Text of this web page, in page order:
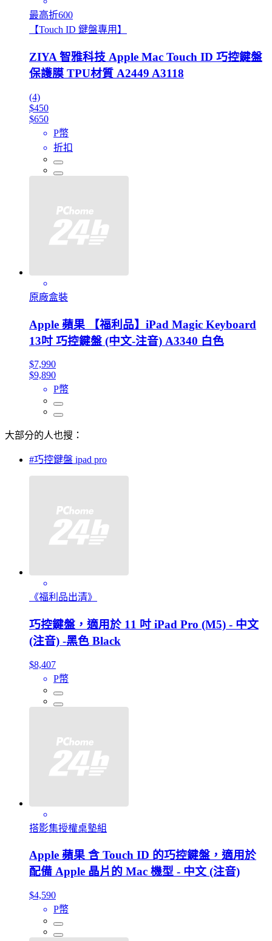
最高折600
【Touch ID 鍵盤專用】
ZIYA 智雅科技 Apple Mac Touch ID 巧控鍵盤
保護膜 TPU材質 A2449 A3118
(4)
$450
$650
P幣
折扣
原廠盒裝
Apple 蘋果 【福利品】iPad Magic Keyboard
13吋 巧控鍵盤 (中文-注音) A3340 白色
$7,990
$9,890
P幣
大部分的人也搜：
#巧控鍵盤 ipad pro
《福利品出清》
巧控鍵盤，適用於 11 吋 iPad Pro (M5) - 中文
(注音) -黑色 Black
$8,407
P幣
搭影集授權桌墊組
Apple 蘋果 含 Touch ID 的巧控鍵盤，適用於
配備 Apple 晶片的 Mac 機型 - 中文 (注音)
$4,590
P幣